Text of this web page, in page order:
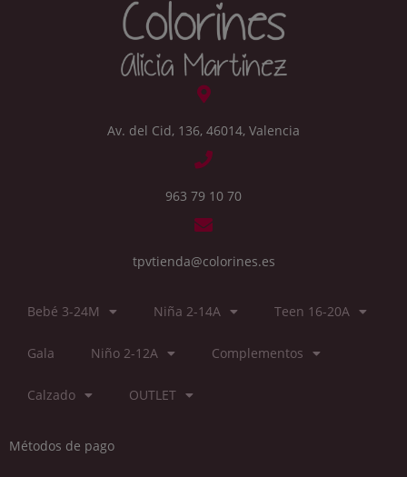
Av. del Cid, 136, 46014, Valencia
963 79 10 70
tpvtienda@colorines.es
Bebé 3-24M Niña 2-14A Teen 16-20A
Gala Niño 2-12A Complementos
Calzado OUTLET
Métodos de pago